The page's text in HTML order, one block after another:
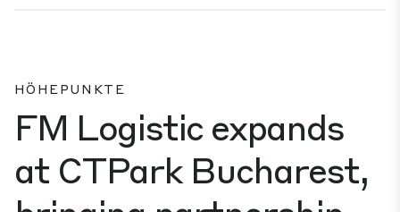
HÖHEPUNKTE
FM Logistic expands
at CTPark Bucharest,